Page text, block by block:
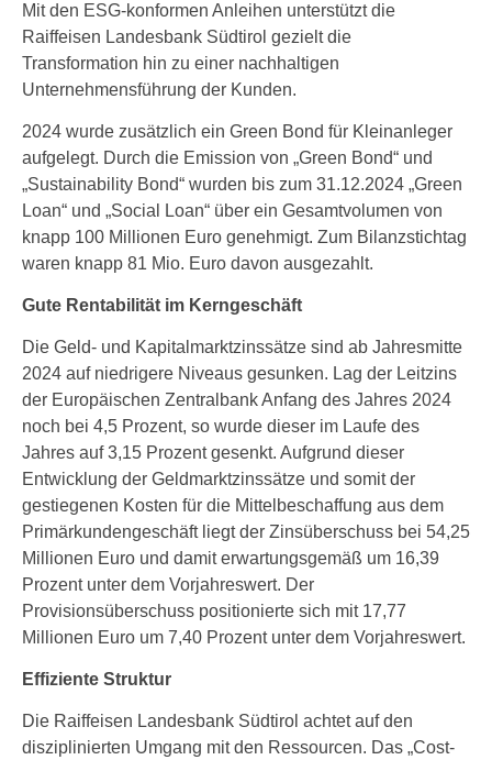
Mit den ESG-konformen Anleihen unterstützt die
Raiffeisen Landesbank Südtirol gezielt die
Transformation hin zu einer nachhaltigen
Unternehmensführung der Kunden.
2024 wurde zusätzlich ein Green Bond für Kleinanleger
aufgelegt. Durch die Emission von „Green Bond“ und
„Sustainability Bond“ wurden bis zum 31.12.2024 „Green
Loan“ und „Social Loan“ über ein Gesamtvolumen von
knapp 100 Millionen Euro genehmigt. Zum Bilanzstichtag
waren knapp 81 Mio. Euro davon ausgezahlt.
Gute Rentabilität im Kerngeschäft
Die Geld- und Kapitalmarktzinssätze sind ab Jahresmitte
2024 auf niedrigere Niveaus gesunken. Lag der Leitzins
der Europäischen Zentralbank Anfang des Jahres 2024
noch bei 4,5 Prozent, so wurde dieser im Laufe des
Jahres auf 3,15 Prozent gesenkt. Aufgrund dieser
Entwicklung der Geldmarktzinssätze und somit der
gestiegenen Kosten für die Mittelbeschaffung aus dem
Primärkundengeschäft liegt der Zinsüberschuss bei 54,25
Millionen Euro und damit erwartungsgemäß um 16,39
Prozent unter dem Vorjahreswert. Der
Provisionsüberschuss positionierte sich mit 17,77
Millionen Euro um 7,40 Prozent unter dem Vorjahreswert.
Effiziente Struktur
Die Raiffeisen Landesbank Südtirol achtet auf den
disziplinierten Umgang mit den Ressourcen. Das „Cost-